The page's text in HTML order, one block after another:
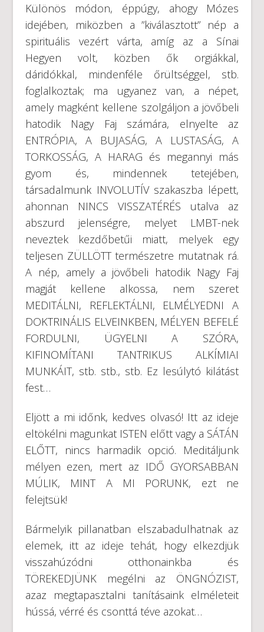
Különös módon, éppúgy, ahogy Mózes
idejében, miközben a ”kiválasztott” nép a
spirituális vezért várta, amíg az a Sínai
Hegyen volt, közben ők orgiákkal,
dáridókkal, mindenféle őrültséggel, stb.
foglalkoztak; ma ugyanez van, a népet,
amely magként kellene szolgáljon a jövőbeli
hatodik Nagy Faj számára, elnyelte az
ENTRÓPIA, A BUJASÁG, A LUSTASÁG, A
TORKOSSÁG, A HARAG és megannyi más
gyom és, mindennek tetejében,
társadalmunk INVOLUTÍV szakaszba lépett,
ahonnan NINCS VISSZATÉRÉS utalva az
abszurd jelenségre, melyet LMBT-nek
neveztek kezdőbetűi miatt, melyek egy
teljesen ZÜLLÖTT természetre mutatnak rá.
A nép, amely a jövőbeli hatodik Nagy Faj
magját kellene alkossa, nem szeret
MEDITÁLNI, REFLEKTÁLNI, ELMÉLYEDNI A
DOKTRINÁLIS ELVEINKBEN, MÉLYEN BEFELÉ
FORDULNI, ÜGYELNI A SZÓRA,
KIFINOMÍTANI TANTRIKUS ALKÍMIAI
MUNKÁIT, stb. stb., stb. Ez lesúlytó kilátást
fest…
Eljött a mi időnk, kedves olvasó! Itt az ideje
eltökélni magunkat ISTEN előtt vagy a SÁTÁN
ELŐTT, nincs harmadik opció. Meditáljunk
mélyen ezen, mert az IDŐ GYORSABBAN
MÚLIK, MINT A MI PORUNK, ezt ne
felejtsük!
Bármelyik pillanatban elszabadulhatnak az
elemek, itt az ideje tehát, hogy elkezdjük
visszahúzódni otthonainkba és
TÖREKEDJÜNK megélni az ÖNGNÓZIST,
azaz megtapasztalni tanításaink elméleteit
hússá, vérré és csonttá téve azokat…